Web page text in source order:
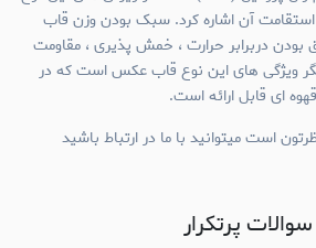
آن اشاره کرد. سبک بودن وزن قاب
دربرابر حرارت ، خمش پذیری ، مقاومت
ویژگی های این نوع قاب عکس است که در
ای قابل ارائه است.
است میتوانید با ما در ارتباط باشید
سوالات پرتکرار